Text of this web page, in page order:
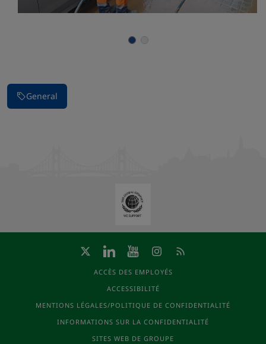
General
ACCÈS DES EMPLOYÉS
ACCESSIBILITÉ
MENTIONS LÉGALES/POLITIQUE DE CONFIDENTIALITÉ
INFORMATIONS SUR LA CONFIDENTIALITÉ
SITES WEB DE GROUPE